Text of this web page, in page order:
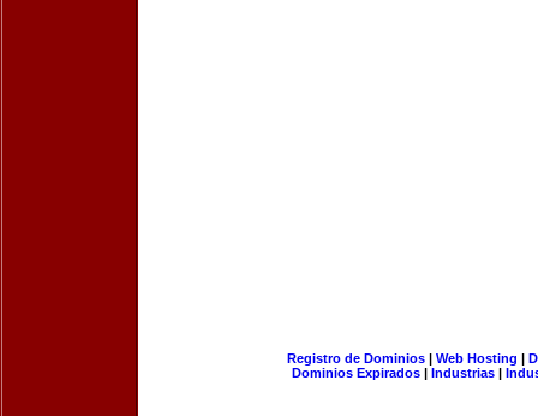
Registro de Dominios| Web Hosting |
Dominios Expirados | Industrias |